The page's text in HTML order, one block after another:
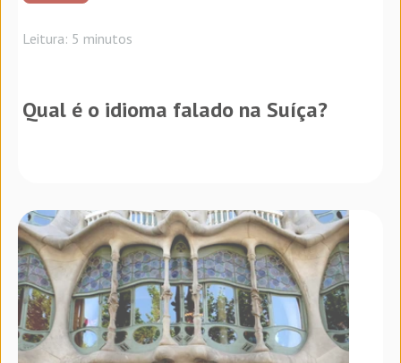
Leitura: 5 minutos
Qual é o idioma falado na Suíça?